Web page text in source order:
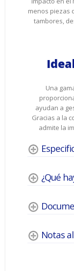
menos piezas
tambores,
Una
ayudan a
Gracias a la
admite la
¿Qué
Notas